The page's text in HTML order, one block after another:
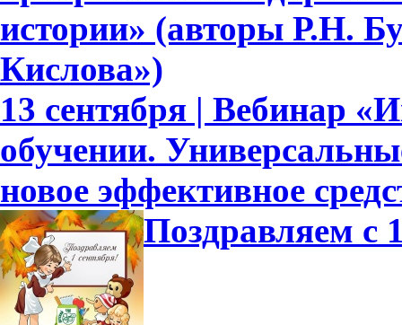
истории» (авторы Р.Н.
Кислова»)
13 сентября | Вебинар
обучении.
новое эффективное
Поздравляем с